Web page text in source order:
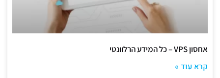
אחסון VPS – כל המידע הרלוונטי
קרא עוד »